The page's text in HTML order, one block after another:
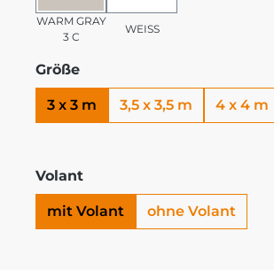
WARM GRAY 3 C
WARM GRAY
3 C
WEISS
WEISS
Größe
3 x 3 m 3,5 x 3,5 m 4 x 4 m
Volant
mit Volant ohne Volant